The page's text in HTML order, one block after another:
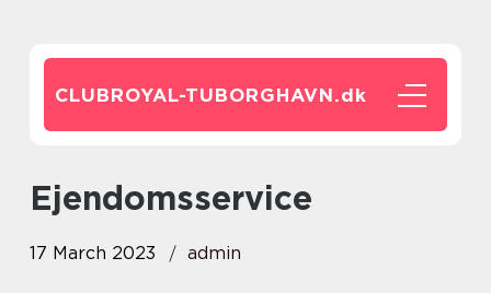
CLUBROYAL-TUBORGHAVN.dk
ejendomsservice
17 March 2023 admin